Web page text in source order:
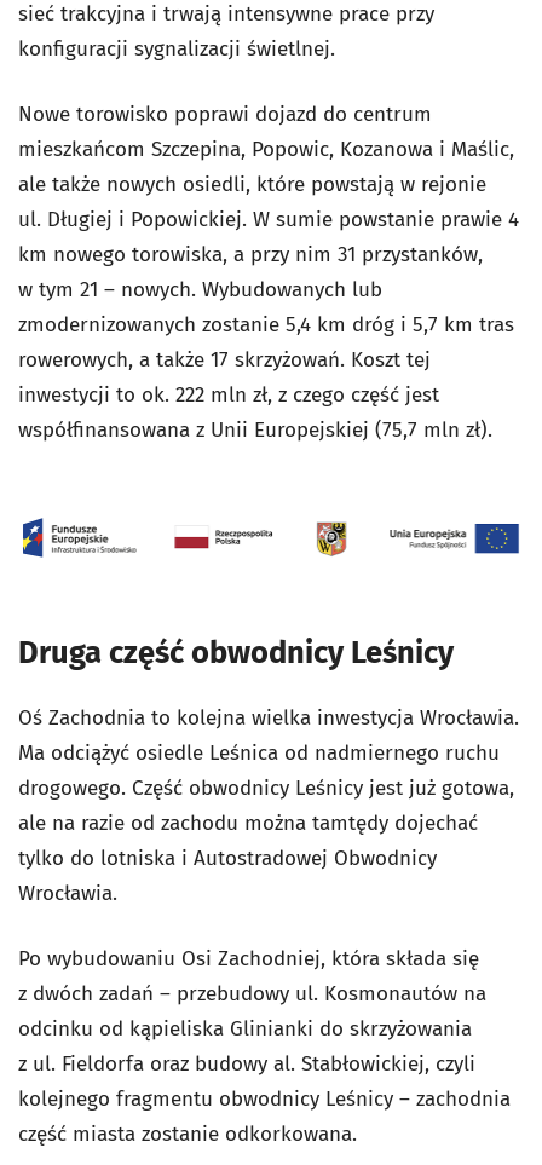
sieć trakcyjna i trwają intensywne prace przy
konfiguracji sygnalizacji świetlnej.
Nowe torowisko poprawi dojazd do centrum
mieszkańcom Szczepina, Popowic, Kozanowa i Maślic,
ale także nowych osiedli, które powstają w rejonie
ul. Długiej i Popowickiej. W sumie powstanie prawie 4
km nowego torowiska, a przy nim 31 przystanków,
w tym 21 – nowych. Wybudowanych lub
zmodernizowanych zostanie 5,4 km dróg i 5,7 km tras
rowerowych, a także 17 skrzyżowań. Koszt tej
inwestycji to ok. 222 mln zł, z czego część jest
współfinansowana z Unii Europejskiej (75,7 mln zł).
Druga część obwodnicy Leśnicy
Oś Zachodnia to kolejna wielka inwestycja Wrocławia.
Ma odciążyć osiedle Leśnica od nadmiernego ruchu
drogowego. Część obwodnicy Leśnicy jest już gotowa,
ale na razie od zachodu można tamtędy dojechać
tylko do lotniska i Autostradowej Obwodnicy
Wrocławia.
Po wybudowaniu Osi Zachodniej, która składa się
z dwóch zadań – przebudowy ul. Kosmonautów na
odcinku od kąpieliska Glinianki do skrzyżowania
z ul. Fieldorfa oraz budowy al. Stabłowickiej, czyli
kolejnego fragmentu obwodnicy Leśnicy – zachodnia
część miasta zostanie odkorkowana.